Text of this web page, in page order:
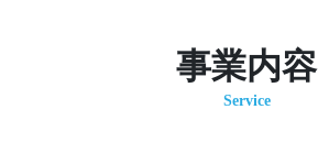
事業内容
Service